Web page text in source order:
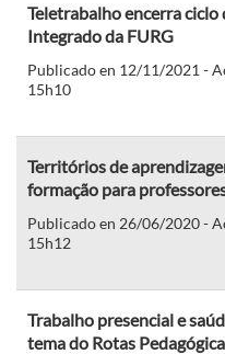
Teletrabalho encerra ciclo
Integrado da FURG
Publicado en 12/11/2021 -
15h10
Territórios de
formação para
Publicado en 26/06/2020 -
15h12
Trabalho presencial e
tema do Rotas